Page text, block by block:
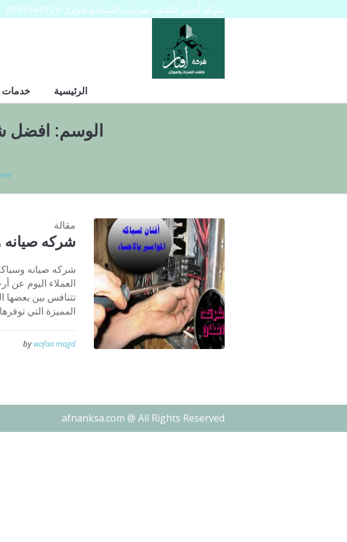
شركة أفنان لكشف تسربات المياه والعوازل 0553445129
الرئيسية خدمات
الوسم: افضل
مقالة
شركه صيانه
شركه صيانه
العملاء اليوم عن
تتنافس بين
المميزة التي
bywafaa magd
afnanksa.com @ All Rights Reserved